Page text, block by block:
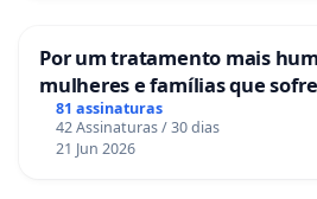
Por um tratamento mais
mulheres e famílias que
gestacional nos hospitais
81 assinaturas
42 Assinaturas / 30 dias
21 Jun 2026